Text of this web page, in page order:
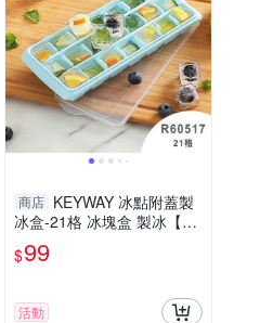
商店 KEYWAY 冰點附蓋製
冰盒-21格 冰塊盒 製冰【愛
買】
$99
活動